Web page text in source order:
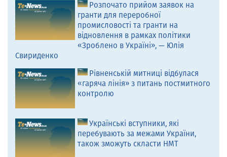
Розпочато прийом заявок на
гранти для переробної
промисловості та гранти на
відновлення в рамках політики
«Зроблено в Україні», — Юлія
Свириденко
Рівненській митниці відбулася
«гаряча лінія» з питань постмитного
контролю
Українські вступники, які
перебувають за межами України,
також зможуть скласти НМТ